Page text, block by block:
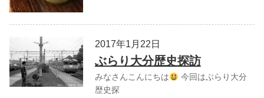
2017年1月22日
ぶらり大分歴史探訪
みなさんこんにちは
今回はぶらり大分
歴史探